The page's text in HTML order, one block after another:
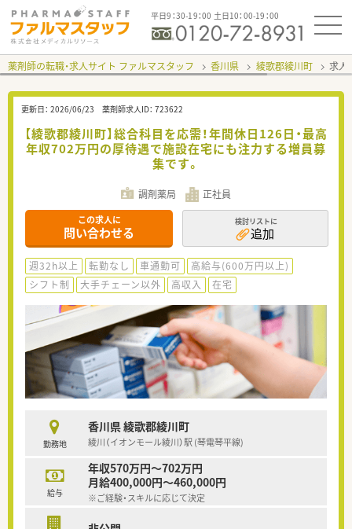
平日9：30-19：00 土日10：00-19：00
薬剤師の転職・求人サイト ファルマスタッフ 香川県 綾歌郡綾川町 求人
更新日： 2026/06/23 薬剤師求人ID： 723622
【綾歌郡綾川町】総合科目を応需！年間休日126日・最高
年収702万円の厚待遇で施設在宅にも注力する増員募
集です。
調剤薬局 正社員
この求人に
問い合わせる
検討リストに
追加
週32h以上 転勤なし 車通勤可
高給与(600万円以上)
シフト制
大手チェーン以外 高収入 在宅
勤務地
香川県 綾歌郡綾川町
綾川（イオンモール綾川）駅 (琴電琴平線)
給与
年収570万円～702万円
月給400,000円～460,000円
※ご経験・スキルに応じて決定